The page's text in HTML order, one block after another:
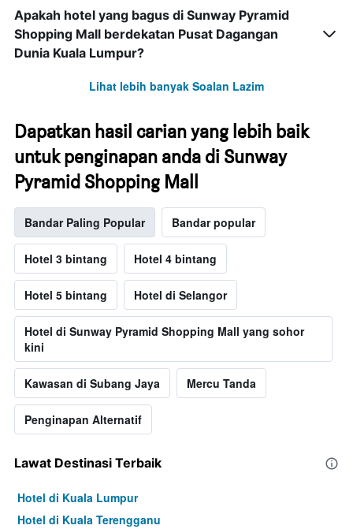
Apakah hotel yang bagus di Sunway Pyramid
Shopping Mall berdekatan Pusat Dagangan
Dunia Kuala Lumpur?
Lihat lebih banyak Soalan Lazim
Dapatkan hasil carian yang lebih baik
untuk penginapan anda di Sunway
Pyramid Shopping Mall
Bandar Paling Popular Bandar popular
Hotel 3 bintang Hotel 4 bintang
Hotel 5 bintang Hotel di Selangor
Hotel di Sunway Pyramid Shopping Mall yang sohor
kini
Kawasan di Subang Jaya Mercu Tanda
Penginapan Alternatif
Lawat Destinasi Terbaik
Hotel di Kuala Lumpur
Hotel di Kuala Terengganu